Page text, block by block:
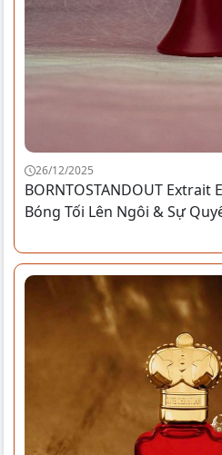
26/12/2025
BORNTOSTANDOUT
Bóng Tối Lên Ngôi & Sự